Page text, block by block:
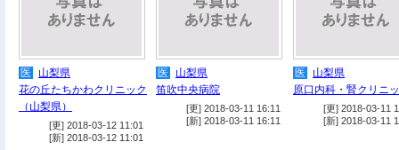
医
山梨県
花の丘たちかわクリニック
（山梨県）
[更] 2018-03-12 11:01
[新] 2018-03-12 11:01
医
山梨県
笛吹中央病院
[更] 2018-03-11 16:11
[新] 2018-03-11 16:11
医
山梨県
原口内科・腎クリニ
[更] 2018-03-11
[新] 2018-03-11